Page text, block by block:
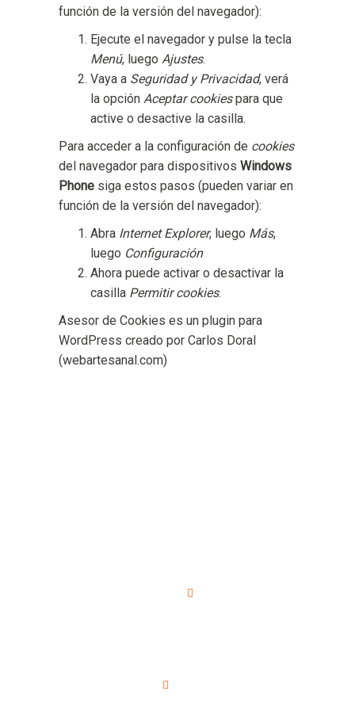
función de la versión del navegador):
Ejecute el navegador y pulse la tecla
Menú, luego Ajustes.
Vaya a Seguridad y Privacidad, verá
la opción Aceptar cookiespara que
active o desactive la casilla.
Para acceder a la configuración de cookies
del navegador para dispositivos Windows
Phone siga estos pasos (pueden variar en
función de la versión del navegador):
Abra Internet Explorer, luego Más,
luego Configuración
Ahora puede activar o desactivar la
casilla Permitir cookies.
Asesor de Cookies es un plugin para
WordPress creado por Carlos Doral
(webartesanal.com)